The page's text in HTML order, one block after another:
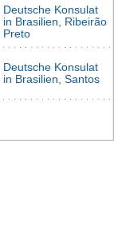
Deutsche Konsulat
in Brasilien, Ribeirão
Preto
Deutsche Konsulat
in Brasilien, Santos